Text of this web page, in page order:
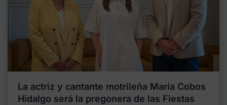
La actriz y cantante motrileña María Cobos
Hidalgo será la pregonera de las Fiestas